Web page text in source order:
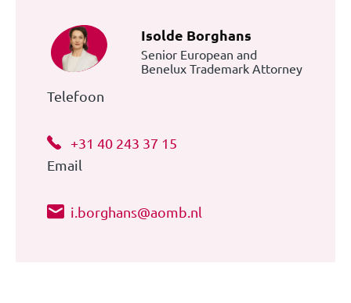
Isolde Borghans
Senior European and
Benelux Trademark Attorney
Telefoon
+31 40 243 37 15
Email
i.borghans@aomb.nl